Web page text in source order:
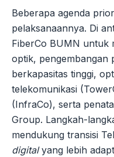
Beberapa agenda
pelaksanaannya. Di
FiberCo BUMN untuk
optik, pengembangan
berkapasitas tinggi,
telekomunikasi
(InfraCo), serta
Group. Langkah-
mendukung transisi
digitalyang lebih